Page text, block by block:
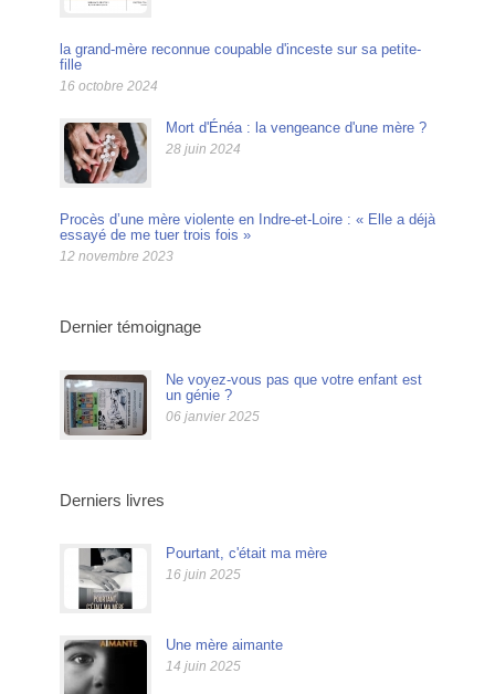
la grand-mère reconnue coupable d'inceste sur sa petite-
fille
16 octobre 2024
Mort d'Énéa : la vengeance d'une mère ?
28 juin 2024
Procès d’une mère violente en Indre-et-Loire : « Elle a déjà
essayé de me tuer trois fois »
12 novembre 2023
Dernier témoignage
Ne voyez-vous pas que votre enfant est
un génie ?
06 janvier 2025
Derniers livres
Pourtant, c'était ma mère
16 juin 2025
Une mère aimante
14 juin 2025